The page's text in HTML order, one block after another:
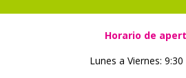
Horario de
Lunes a Viernes: 9:30